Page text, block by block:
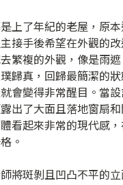
上了年紀的老屋，原
接手後希望在外觀的
繁複的外觀，像是雨
歸真，回歸最簡潔的
會變得非常醒目。當
出了大面且落地窗扇
看起來非常的現代感
。
將斑剝且凹凸不平的